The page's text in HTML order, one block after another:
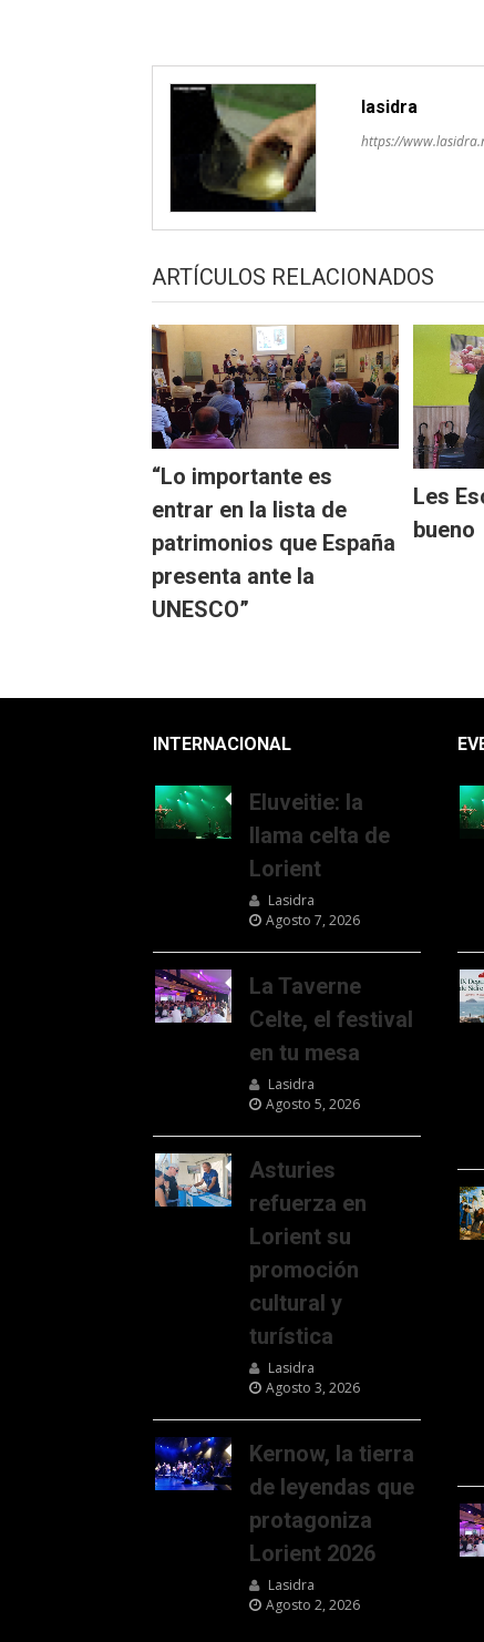
lasidra
https://
ARTÍCULOS RELACIONADOS
“Lo importante es
entrar en la lista de
patrimonios que España
presenta ante la
UNESCO”
Les
bueno
INTERNACIONAL
Eluveitie: la
llama celta de
Lorient
Lasidra
Agosto 7, 2026
La Taverne
Celte, el festival
en tu mesa
Lasidra
Agosto 5, 2026
Asturies
refuerza en
Lorient su
promoción
cultural y
turística
Lasidra
Agosto 3, 2026
Kernow, la tierra
de leyendas que
protagoniza
Lorient 2026
Lasidra
Agosto 2, 2026